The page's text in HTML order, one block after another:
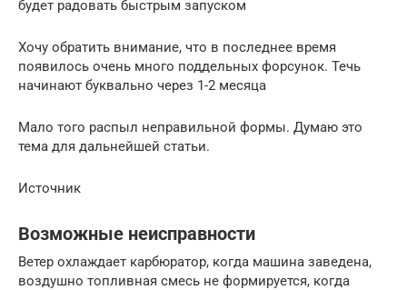
будет радовать быстрым запуском
Хочу обратить внимание, что в последнее время
появилось очень много поддельных форсунок. Течь
начинают буквально через 1-2 месяца
Мало того распыл неправильной формы. Думаю это
тема для дальнейшей статьи.
Источник
Возможные неисправности
Ветер охлаждает карбюратор, когда машина заведена,
воздушно топливная смесь не формируется, когда